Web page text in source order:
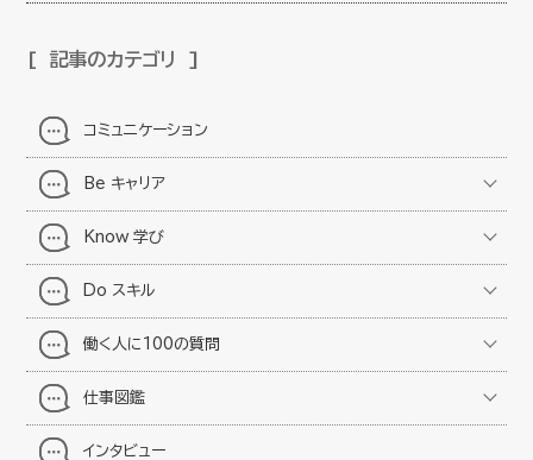
記事のカテゴリ
コミュニケーション
Be キャリア
Know 学び
Do スキル
働く人に100の質問
仕事図鑑
インタビュー